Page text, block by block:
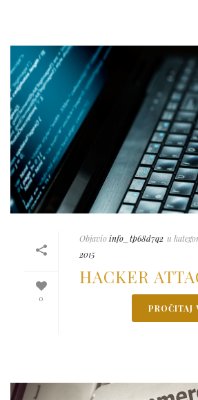
0
Objavioinfo_tp68d7q2 u
2015
HACKER
PROČITAJ